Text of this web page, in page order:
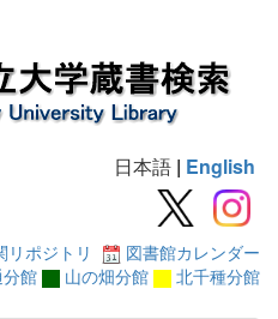
日本語 | English
リポジトリ
図書館カレンダー
館 山の畑分館 北千種分館